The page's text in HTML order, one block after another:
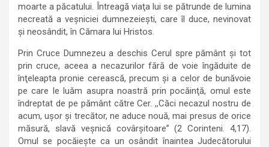
moarte a păcatului. Întreagă viaţa lui se pătrunde de lumina
necreată a veşniciei dumnezeieşti, care îl duce, nevinovat
şi neosândit, în Cămara lui Hristos.
Prin Cruce Dumnezeu a deschis Cerul spre pământ şi tot
prin cruce, aceea a necazurilor fără de voie îngăduite de
înţeleapta pronie cerească, precum şi a celor de bunăvoie
pe care le luăm asupra noastră prin pocăinţă, omul este
îndreptat de pe pământ către Cer. ,,Căci necazul nostru de
acum, uşor şi trecător, ne aduce nouă, mai presus de orice
măsură, slavă veşnică covârşitoare” (2 Corinteni. 4,17).
Omul se pocăieşte ca un osândit înaintea Judecătorului